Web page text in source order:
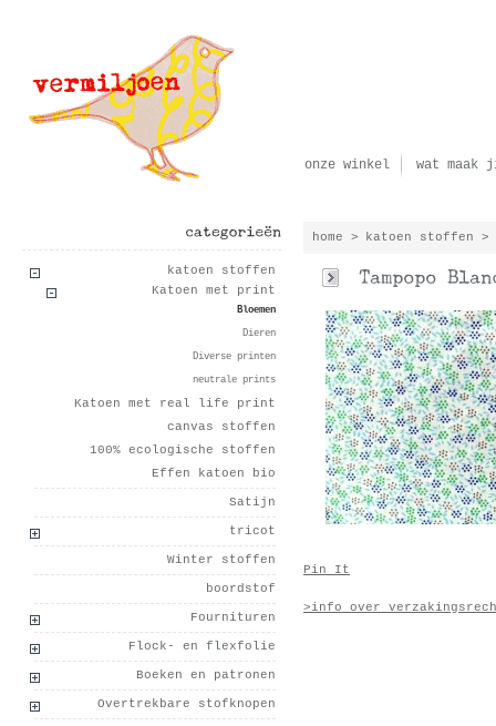
onze winkel wat maak
katoen stoffen
Katoen met print
Bloemen
Dieren
Diverse printen
neutrale prints
Katoen met real life print
canvas stoffen
100% ecologische stoffen
Effen katoen bio
Satijn
tricot
Winter stoffen
boordstof
Fournituren
Flock- en flexfolie
Boeken en patronen
Overtrekbare stofknopen
home > katoen stoffen >
Pin It
>info over